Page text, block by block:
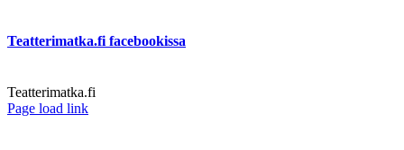
Teatterimatka.fi facebookissa
Teatterimatka.fi
Facebook
Page load link